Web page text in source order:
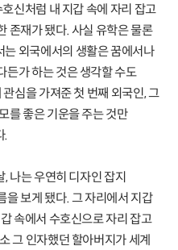
신처럼 내 지갑 속에 자리 잡고
존재가 됐다. 사실 유학은 물론
외국에서의 생활은 꿈에서나
든가 하는 것은 생각할 수도
심을 가져준 첫 번째 외국인, 그
를 좋은 기운을 주는 것만
.
나는 우연히 디자인 잡지
을 보게 됐다. 그 자리에서 지갑
속에서 수호신으로 자리 잡고
그 인자했던 할아버지가 세계